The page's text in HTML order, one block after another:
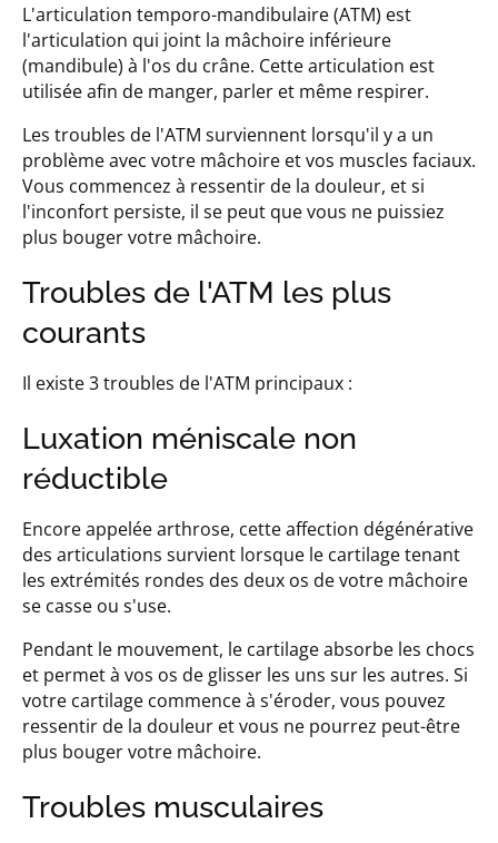
L'articulation temporo-mandibulaire (ATM) est
l'articulation qui joint la mâchoire inférieure
(mandibule) à l'os du crâne. Cette articulation est
utilisée afin de manger, parler et même respirer.
Les troubles de l'ATM surviennent lorsqu'il y a un
problème avec votre mâchoire et vos muscles faciaux.
Vous commencez à ressentir de la douleur, et si
l'inconfort persiste, il se peut que vous ne puissiez
plus bouger votre mâchoire.
Troubles de l'ATM les plus
courants
Il existe 3 troubles de l'ATM principaux :
Luxation méniscale non
réductible
Encore appelée arthrose, cette affection dégénérative
des articulations survient lorsque le cartilage tenant
les extrémités rondes des deux os de votre mâchoire
se casse ou s'use.
Pendant le mouvement, le cartilage absorbe les chocs
et permet à vos os de glisser les uns sur les autres. Si
votre cartilage commence à s'éroder, vous pouvez
ressentir de la douleur et vous ne pourrez peut-être
plus bouger votre mâchoire.
Troubles musculaires